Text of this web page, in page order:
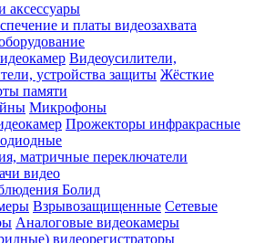
и платы видеозахвата
Видеоусилители,
устройства защиты Жёсткие
памяти
Микрофоны
Прожекторы инфракрасные
матричные переключатели
видео
Болид
Взрывозащищенные Сетевые
Аналоговые видеокамеры
видеорегистраторы